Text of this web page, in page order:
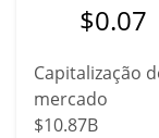
$0.07
Capitalização
mercado
$10.87B